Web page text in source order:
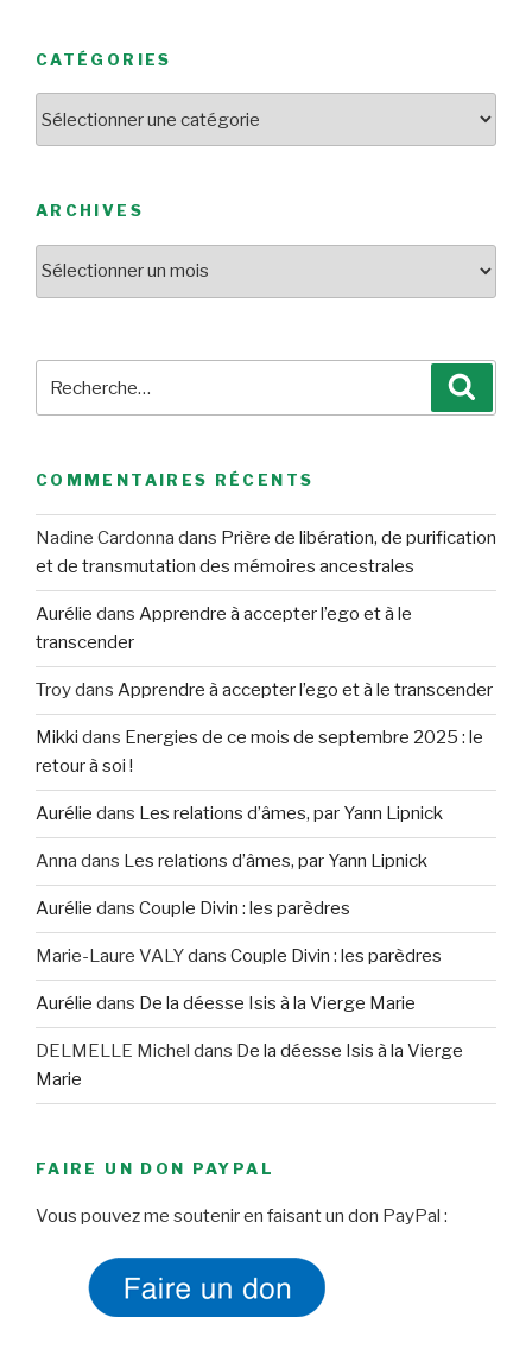
CATÉGORIES
ARCHIVES
COMMENTAIRES RÉCENTS
Nadine Cardonna dans Prière de libération, de purification
et de transmutation des mémoires ancestrales
Aurélie dans Apprendre à accepter l’ego et à le
transcender
Troydans Apprendre à accepter l’ego et à le transcender
Mikki dans Energies de ce mois de septembre 2025 : le
retour à soi !
Aurélie dans Les relations d’âmes, par Yann Lipnick
Anna dans Les relations d’âmes, par Yann Lipnick
Aurélie dans Couple Divin : les parèdres
Marie-Laure VALYdans Couple Divin : les parèdres
Aurélie dans De la déesse Isis à la Vierge Marie
DELMELLE Michel dans De la déesse Isis à la Vierge
Marie
FAIRE UN DON PAYPAL
Vous pouvez me soutenir en faisant un don PayPal :